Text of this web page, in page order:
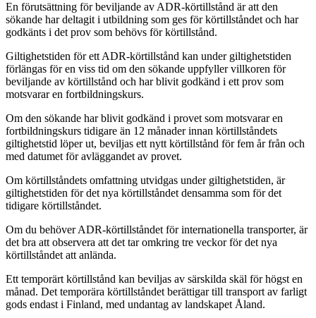
En förutsättning för beviljande av ADR-körtillstånd är att den
sökande har deltagit i utbildning som ges för körtillståndet och har
godkänts i det prov som behövs för körtillstånd.
Giltighetstiden för ett ADR-körtillstånd kan under giltighetstiden
förlängas för en viss tid om den sökande uppfyller villkoren för
beviljande av körtillstånd och har blivit godkänd i ett prov som
motsvarar en fortbildningskurs.
Om den sökande har blivit godkänd i provet som motsvarar en
fortbildningskurs tidigare än 12 månader innan körtillståndets
giltighetstid löper ut, beviljas ett nytt körtillstånd för fem år från och
med datumet för avläggandet av provet.
Om körtillståndets omfattning utvidgas under giltighetstiden, är
giltighetstiden för det nya körtillståndet densamma som för det
tidigare körtillståndet.
Om du behöver ADR-körtillståndet för internationella transporter, är
det bra att observera att det tar omkring tre veckor för det nya
körtillståndet att anlända.
Ett temporärt körtillstånd kan beviljas av särskilda skäl för högst en
månad. Det temporära körtillståndet berättigar till transport av farligt
gods endast i Finland, med undantag av landskapet Åland.